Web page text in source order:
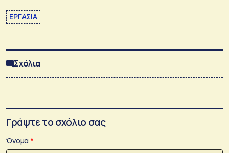
ΕΡΓΑΣΙΑ
Σχόλια
Γράψτε το σχόλιο σας
Όνομα